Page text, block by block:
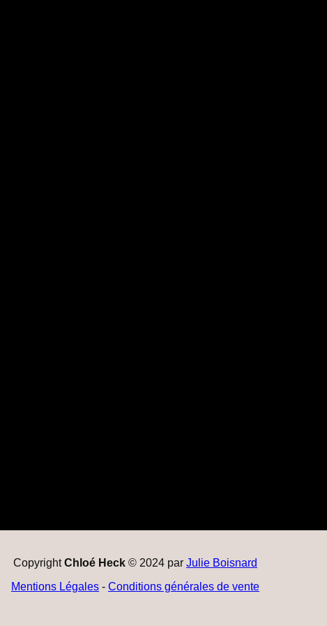
CopyrightChloé Heck © 2024 par Julie Boisnard
Mentions Légales - Conditions générales de vente